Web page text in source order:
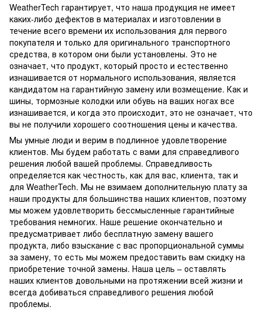
WeatherTech гарантирует, что наша продукция не имеет
каких-либо дефектов в материалах и изготовлении в
течение всего времени их использования для первого
покупателя и только для оригинального транспортного
средства, в котором они были установлены. Это не
означает, что продукт, который просто и естественно
изнашивается от нормального использования, является
кандидатом на гарантийную замену или возмещение. Как и
шины, тормозные колодки или обувь на ваших ногах все
изнашивается, и когда это происходит, это не означает, что
вы не получили хорошего соотношения цены и качества.
Мы умные люди и верим в подлинное удовлетворение
клиентов. Мы будем работать с вами для справедливого
решения любой вашей проблемы. Справедливость
определяется как честность, как для вас, клиента, так и
для WeatherTech. Мы не взимаем дополнительную плату за
наши продукты для большинства наших клиентов, поэтому
мы можем удовлетворить бессмысленные гарантийные
требования немногих. Наше решение окончательно и
предусматривает либо бесплатную замену вашего
продукта, либо взыскание с вас пропорциональной суммы
за замену, то есть мы можем предоставить вам скидку на
приобретение точной замены. Наша цель – оставлять
наших клиентов довольными на протяжении всей жизни и
всегда добиваться справедливого решения любой
проблемы.